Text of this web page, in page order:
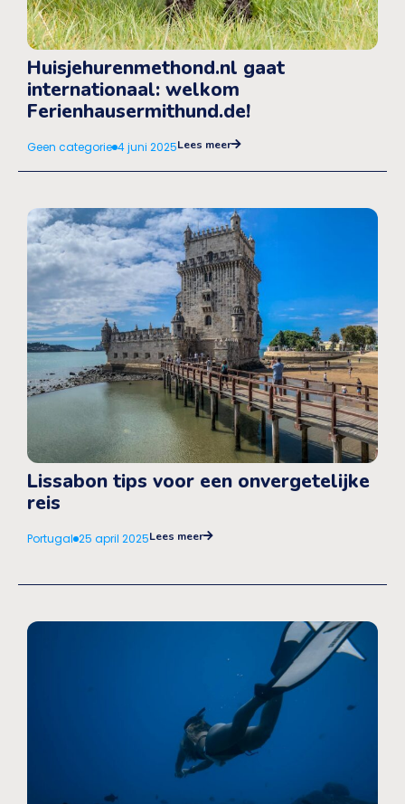
Huisjehurenmethond.nl gaat
internationaal: welkom
Ferienhausermithund.de!
Geen categorie 4 juni 2025Lees meer
Lissabon tips voor een onvergetelijke
reis
Portugal 25 april 2025Lees meer